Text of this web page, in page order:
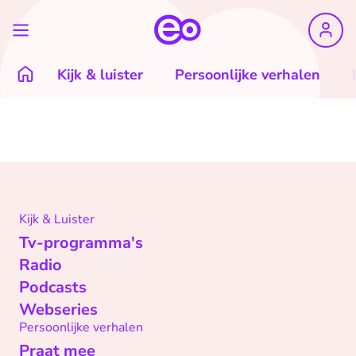
Kijk & luister Persoonlijke verhalen
Kijk & Luister
Tv-programma's
Radio
Podcasts
Webseries
Persoonlijke verhalen
Praat mee